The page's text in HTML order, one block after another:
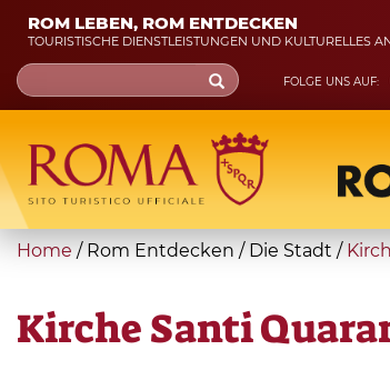
Skip
main
content
ROM LEBEN, ROM ENTDECKEN
TOURISTISCHE DIENSTLEISTUNGEN UND KULTURELLES
FOLGE UNS AUF:
Search
form
Suche
You
here
Home / Rom Entdecken / Die Stadt /
Kirche Santi